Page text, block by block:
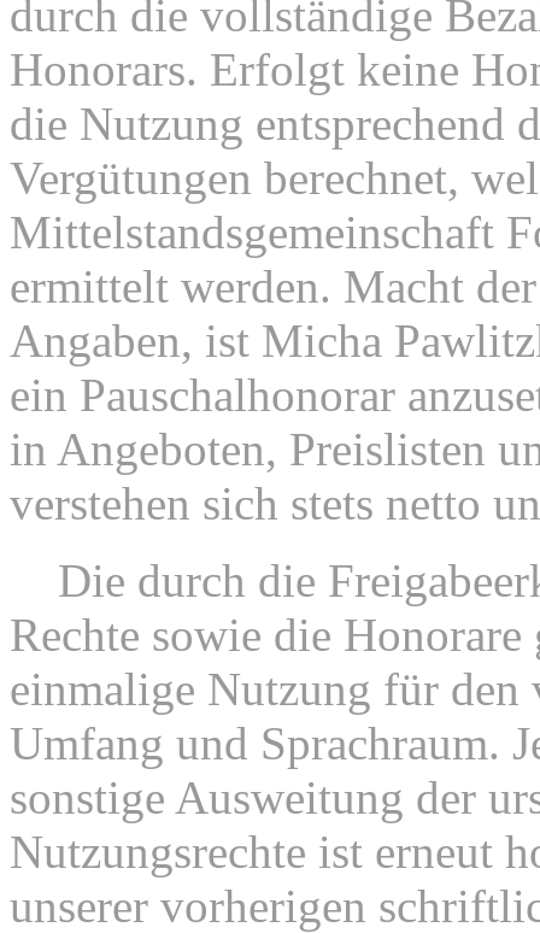
durch die vollständige
Honorars. Erfolgt keine
die Nutzung entsprechend
Vergütungen berechnet,
Mittelstandsgemeinschaft
ermittelt werden. Macht
Angaben, ist Micha
ein Pauschalhonorar
in Angeboten, Preislisten
verstehen sich stets netto
Die durch die
Rechte sowie die
einmalige Nutzung für den
Umfang und Sprachraum.
sonstige Ausweitung der
Nutzungsrechte ist erneut
unserer vorherigen